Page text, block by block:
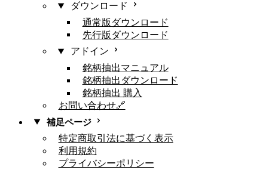
ダウンロード
通常版ダウンロード
先行版ダウンロード
アドイン
銘柄抽出マニュアル
銘柄抽出ダウンロード
銘柄抽出 購入
お問い合わせ🔗
補足ページ
特定商取引法に基づく表示
利用規約
プライバシーポリシー